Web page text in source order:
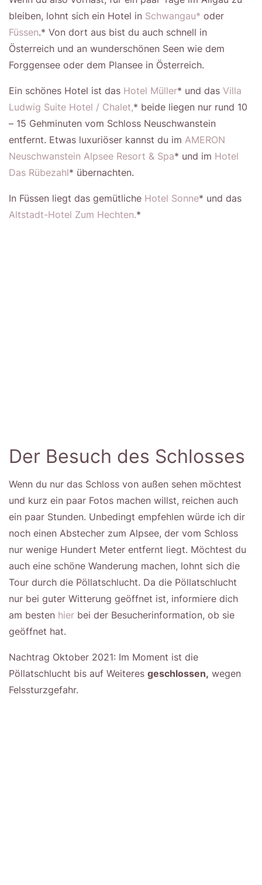
bleiben, lohnt sich ein Hotel in Schwangau* oder
Füssen.* Von dort aus bist du auch schnell in
Österreich und an wunderschönen Seen wie dem
Forggensee oder dem Plansee in Österreich.
Ein schönes Hotel ist das Hotel Müller* und das Villa
Ludwig Suite Hotel / Chalet,* beide liegen nur rund 10
– 15 Gehminuten vom Schloss Neuschwanstein
entfernt. Etwas luxuriöser kannst du im AMERON
Neuschwanstein Alpsee Resort & Spa* und im Hotel
Das Rübezahl* übernachten.
In Füssen liegt das gemütliche Hotel Sonne* und das
Altstadt-Hotel Zum Hechten.*
Der Besuch des Schlosses
Wenn du nur das Schloss von außen sehen möchtest
und kurz ein paar Fotos machen willst, reichen auch
ein paar Stunden. Unbedingt empfehlen würde ich dir
noch einen Abstecher zum Alpsee, der vom Schloss
nur wenige Hundert Meter entfernt liegt. Möchtest du
auch eine schöne Wanderung machen, lohnt sich die
Tour durch die Pöllatschlucht. Da die Pöllatschlucht
nur bei guter Witterung geöffnet ist, informiere dich
am besten hier bei der Besucherinformation, ob sie
geöffnet hat.
Nachtrag Oktober 2021: Im Moment ist die
Pöllatschlucht bis auf Weiteres geschlossen, wegen
Felssturzgefahr.